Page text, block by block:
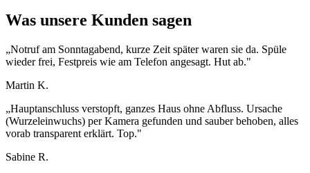
Was unsere Kunden sagen
„Notruf am Sonntagabend, kurze Zeit später waren sie da. Spüle
wieder frei, Festpreis wie am Telefon angesagt. Hut ab."
Martin K.
„Hauptanschluss verstopft, ganzes Haus ohne Abfluss. Ursache
(Wurzeleinwuchs) per Kamera gefunden und sauber behoben, alles
vorab transparent erklärt. Top."
Sabine R.